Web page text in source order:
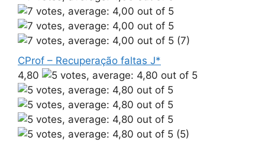
(7)
CProf – Recuperação faltas J*
4,80
(5)